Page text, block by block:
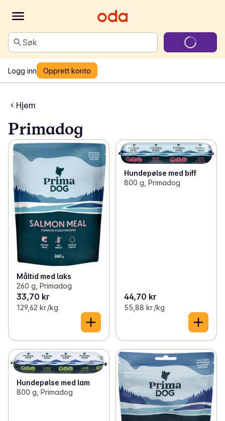
Søk
Logg inn Opprett konto
Hjem
Primadog
Måltid med laks
260 g, Primadog
33,70 kr
129,62 kr /kg
Hundepølse med biff
800 g, Primadog
44,70 kr
55,88 kr /kg
Hundepølse med lam
800 g, Primadog